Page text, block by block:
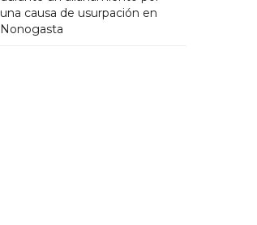
una causa de usurpación en
Nonogasta